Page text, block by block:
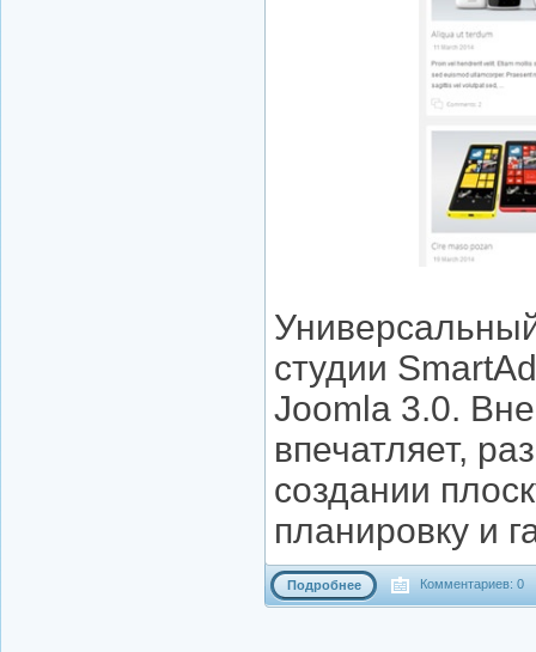
студии
Joomla 3.0.
впечатляет,
создании
планировку и
Подробнее Комментариев: 0